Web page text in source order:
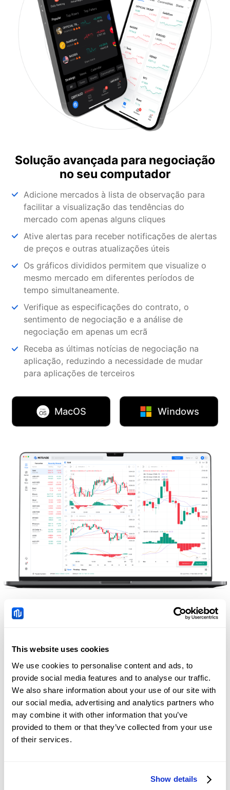
This website uses cookies
We use cookies to personalise content and ads, to
provide social media features and to analyse our traffic.
We also share information about your use of our site with
our social media, advertising and analytics partners who
may combine it with other information that you’ve
provided to them or that they’ve collected from your use
of their services.
Show details
Solução avançada para negociação
no seu computador
Adicione mercados à lista de observação para
facilitar a visualização das tendências do
mercado com apenas alguns cliques
Ative alertas para receber notificações de alertas
de preços e outras atualizações úteis
Os gráficos divididos permitem que visualize o
mesmo mercado em diferentes períodos de
tempo simultaneamente.
Verifique as especificações do contrato, o
sentimento de negociação e a análise de
negociação em apenas um ecrã
Receba as últimas notícias de negociação na
aplicação, reduzindo a necessidade de mudar
para aplicações de terceiros
MacOS Windows
Negoceie instantaneamente em qualquer
Prémio de "Melhor corretor de CFD global" 2025
(Revista Global Business Review) e prémio de
"Melhor segurança dos fundos de clientes"
(Revista World Business Stars).
Aceda a indicadores técnicos, incluindo DCMM,
KDJ, RSI, TRIX, DMA, CCI.
que nunca perderá mais do que o saldo da sua